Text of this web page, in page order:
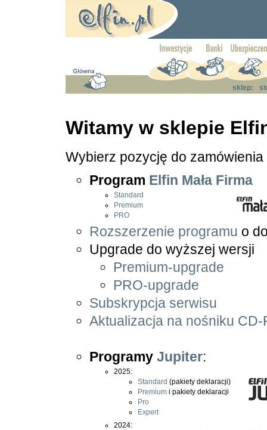
sklep:
Witamy w sklepie
Wybierz pozycję do zamówienia
Program Elfin Mała Firma
Standard
Premium
PRO
Rozszerzenie programu o
Upgrade do wyższej wersji
Premium-upgrade
PRO-upgrade
Subskrypcja serwisu
Aktualizacja na nośniku CD-
Programy Jupiter:
2025:
Standard (pakiety deklaracji)
Premium i pakiety deklaracji
Pro
Expert
2024: